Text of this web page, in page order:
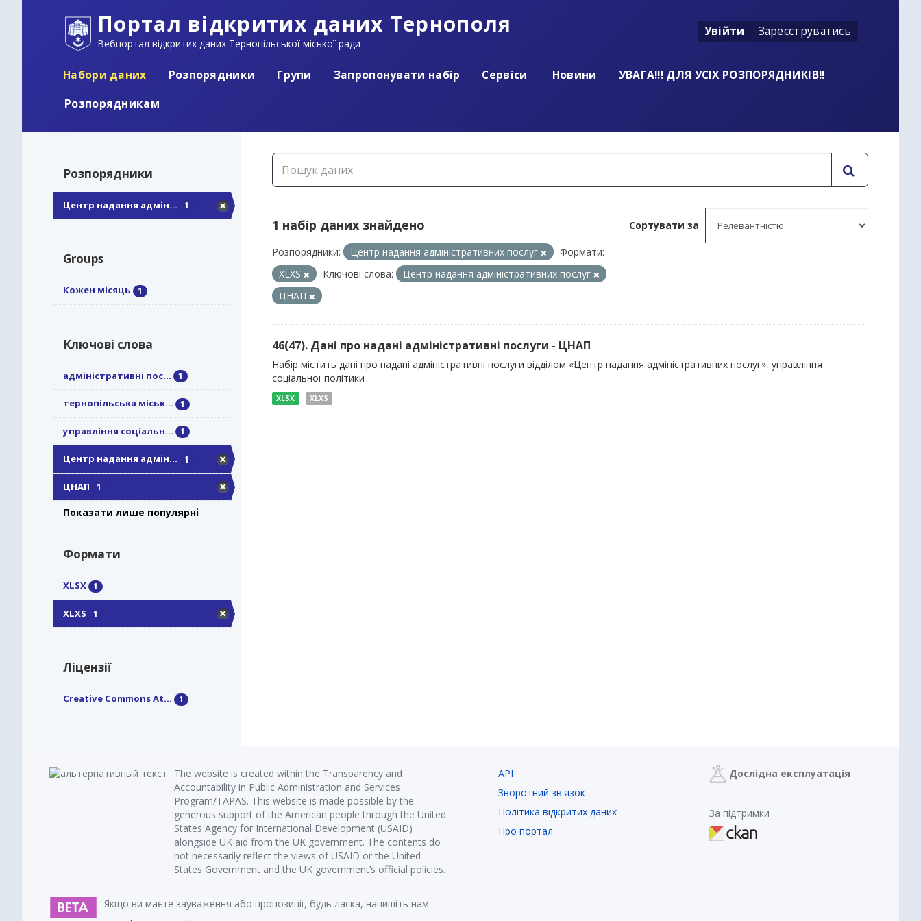
Портал відкритих даних Тернополя
Вебпортал відкритих даних Тернопільської міської ради
Увійти Зареєструватись
Набори даних Розпорядники Групи Запропонувати набір Сервіси Новини
УВАГА!!! ДЛЯ УСІХ РОЗПОРЯДНИКІВ!!
Розпорядникам
Розпорядники
Центр надання адмін... 1
Groups
Кожен місяць 1
Ключові слова
адміністративні пос... 1
тернопільська міськ... 1
управління соціальн... 1
Центр надання адмін... 1
ЦНАП 1
Показати лише популярні
Формати
XLSX 1
XLXS 1
Ліцензії
Creative Commons At... 1
Сортувати за
1 набір даних знайдено
Розпорядники: Центр надання адміністративних послуг
Формати:
XLXS
Ключові слова:
Центр надання адміністративних послуг
ЦНАП
46(47). Дані про надані адміністративні послуги - ЦНАП
Набір містить дані про надані адміністративні послуги відділом «Центр надання адміністративних послуг», управління
соціальної політики
XLSX XLXS
The website is created within the Transparency and
Accountability in Public Administration and Services
Program/TAPAS. This website is made possible by the
generous support of the American people through the United
States Agency for International Development (USAID)
alongside UK aid from the UK government. The contents do
not necessarily reflect the views of USAID or the United
States Government and the UK government’s official policies.
Якщо ви маєте зауваження або пропозиції, будь ласка, напишіть нам:
API
Зворотний зв'язок
Політика відкритих даних
Про портал
Дослідна експлуатація
За підтримки